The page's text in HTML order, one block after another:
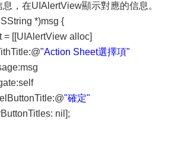
，在UIAlertView顯示對應的信息。
*)msg {
[[UIAlertView alloc]
"Action Sheet選擇項"
"確定"
nil];